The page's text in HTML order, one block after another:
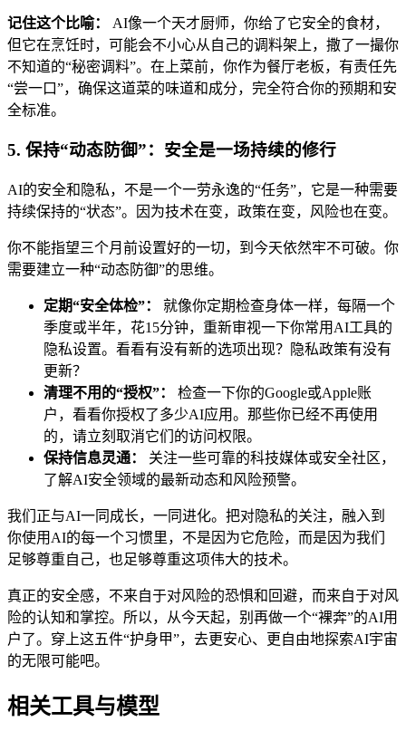
记住这个比喻：
AI像一个天才厨师，你给了它安全的食材，
但它在烹饪时，可能会不小心从自己的调料架上，撒了一撮你
不知道的“秘密调料”。在上菜前，你作为餐厅老板，有责任先
“尝一口”，确保这道菜的味道和成分，完全符合你的预期和安
全标准。
5. 保持“动态防御”：安全是一场持续的修行
AI的安全和隐私，不是一个一劳永逸的“任务”，它是一种需要
持续保持的“状态”。因为技术在变，政策在变，风险也在变。
你不能指望三个月前设置好的一切，到今天依然牢不可破。你
需要建立一种“动态防御”的思维。
定期“安全体检”：
就像你定期检查身体一样，每隔一个
季度或半年，花15分钟，重新审视一下你常用AI工具的
隐私设置。看看有没有新的选项出现？隐私政策有没有
更新？
清理不用的“授权”：
检查一下你的Google或Apple账
户，看看你授权了多少AI应用。那些你已经不再使用
的，请立刻取消它们的访问权限。
保持信息灵通：
关注一些可靠的科技媒体或安全社区，
了解AI安全领域的最新动态和风险预警。
我们正与AI一同成长，一同进化。把对隐私的关注，融入到
你使用AI的每一个习惯里，不是因为它危险，而是因为我们
足够尊重自己，也足够尊重这项伟大的技术。
真正的安全感，不来自于对风险的恐惧和回避，而来自于对风
险的认知和掌控。所以，从今天起，别再做一个“裸奔”的AI用
户了。穿上这五件“护身甲”，去更安心、更自由地探索AI宇宙
的无限可能吧。
相关工具与模型